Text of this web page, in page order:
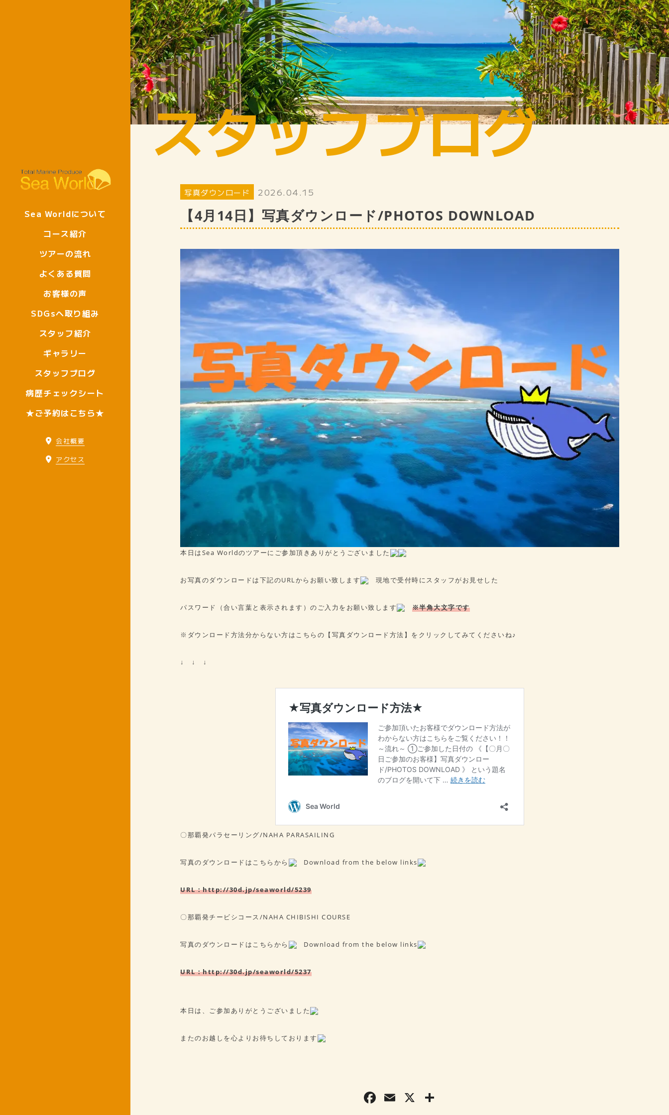
Sea Worldについて
コース紹介
ツアーの流れ
よくある質問
お客様の声
SDGsへ取り組み
スタッフ紹介
ギャラリー
スタッフブログ
病歴チェックシート
★ご予約はこちら★
会社概要
アクセス
スタッフブログ
写真ダウンロード 2026.04.15
【4月14日】写真ダウンロード/PHOTOS DOWNLOAD
本日はSea Worldのツアーにご参加頂きありがとうございました
お写真のダウンロードは下記のURLからお願い致します 現地で受付時にスタッフがお見せした
パスワード（合い言葉と表示されます）のご入力をお願い致します ※半角大文字です
※ダウンロード方法分からない方はこちらの【写真ダウンロード方法】をクリックしてみてくださいね♪
↓ ↓ ↓
〇那覇発パラセーリング/NAHA PARASAILING
写真のダウンロードはこちらから Download from the below links
URL：http://30d.jp/seaworld/5239
〇那覇発チービシコース/NAHA CHIBISHI COURSE
写真のダウンロードはこちらから Download from the below links
URL：http://30d.jp/seaworld/5237
本日は、ご参加ありがとうございました
またのお越しを心よりお待ちしております
F E X